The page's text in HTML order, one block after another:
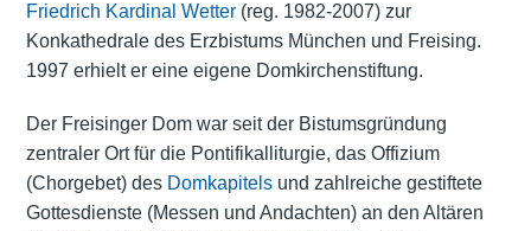
Friedrich Kardinal Wetter(reg. 1982-2007) zur
Konkathedrale des Erzbistums München und Freising.
1997 erhielt er eine eigene Domkirchenstiftung.
Der Freisinger Dom war seit der Bistumsgründung
zentraler Ort für die Pontifikalliturgie, das Offizium
(Chorgebet) des Domkapitelsund zahlreiche gestiftete
Gottesdienste (Messen und Andachten) an den Altären